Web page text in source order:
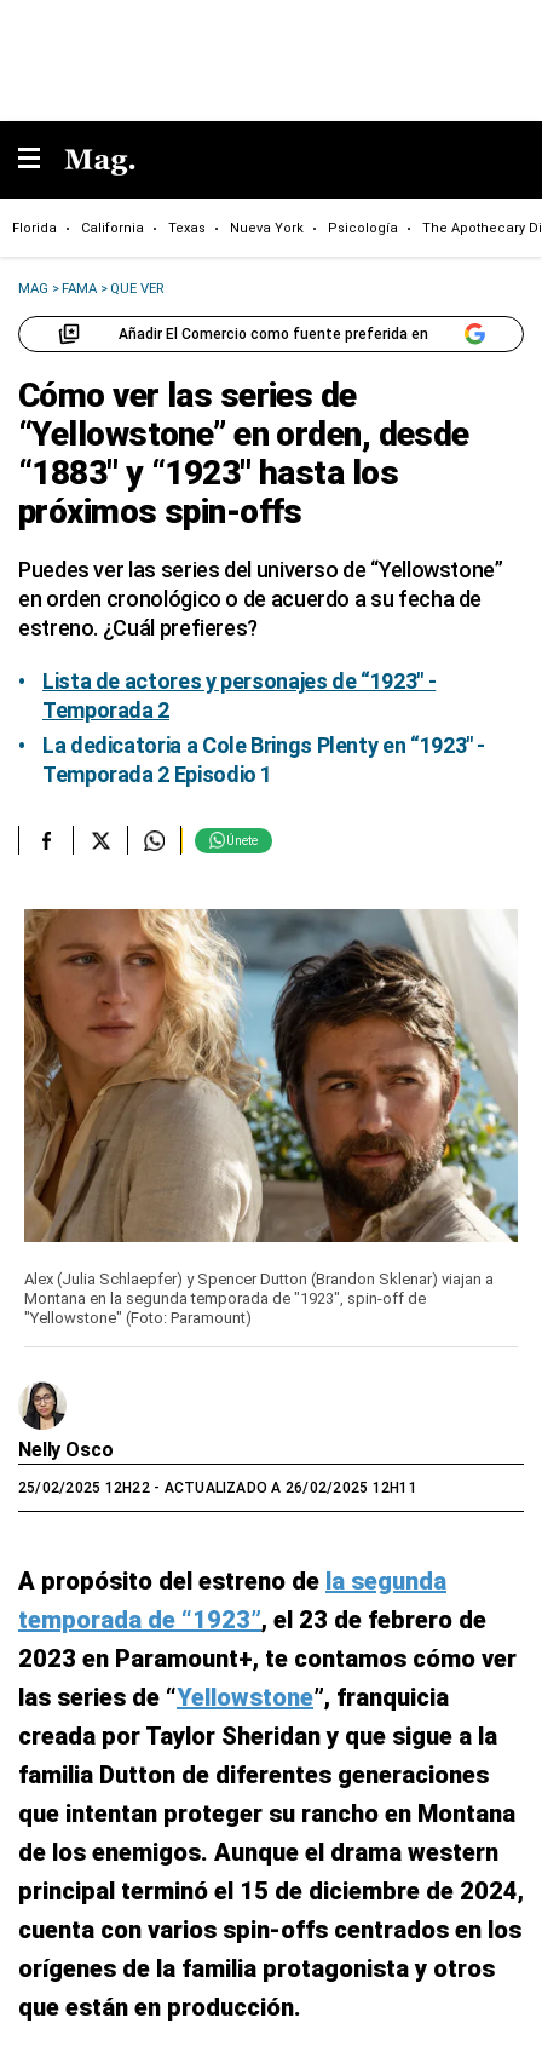
Florida California Texas Nueva York Psicología The Apothecary
MAG >FAMA > QUE VER
Añadir El Comercio como fuente preferida en
Cómo ver las series de
“Yellowstone” en orden, desde
“1883″ y “1923″ hasta los
próximos spin-offs
Puedes ver las series del universo de “Yellowstone”
en orden cronológico o de acuerdo a su fecha de
estreno. ¿Cuál prefieres?
Lista de actores y personajes de “1923″ -
Temporada 2
La dedicatoria a Cole Brings Plenty en “1923″ -
Temporada 2 Episodio 1
Únete
Alex (Julia Schlaepfer) y Spencer Dutton (Brandon Sklenar) viajan a
Montana en la segunda temporada de "1923", spin-off de
"Yellowstone" (Foto: Paramount)
Nelly Osco
25/02/2025 12H22- ACTUALIZADO A 26/02/2025 12H11
A propósito del estreno de la segunda
temporada de “1923”, el 23 de febrero de
2023 en Paramount+, te contamos cómo ver
las series de “Yellowstone”, franquicia
creada por Taylor Sheridan y que sigue a la
familia Dutton de diferentes generaciones
que intentan proteger su rancho en Montana
de los enemigos. Aunque el drama western
principal terminó el 15 de diciembre de 2024,
cuenta con varios spin-offs centrados en los
orígenes de la familia protagonista y otros
que están en producción.